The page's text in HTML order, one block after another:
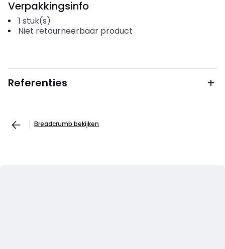
Verpakkingsinfo
1 stuk(s)
Niet retourneerbaar product
Referenties
Breadcrumb bekijken